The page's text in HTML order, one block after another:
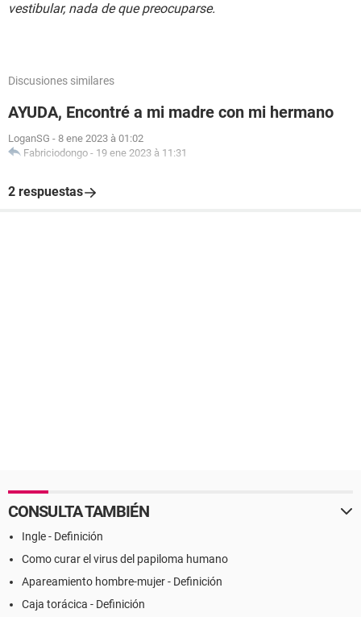
vestibular, nada de que preocuparse.
Discusiones similares
AYUDA, Encontré a mi madre con mi hermano
LoganSG - 8 ene 2023 à 01:02
Fabriciodongo - 19 ene 2023 à 11:31
2 respuestas
CONSULTA TAMBIÉN
Ingle - Definición
Como curar el virus del papiloma humano
Apareamiento hombre-mujer - Definición
Caja torácica - Definición